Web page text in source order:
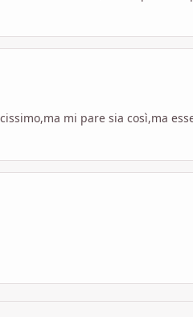
mi pare sia così,ma